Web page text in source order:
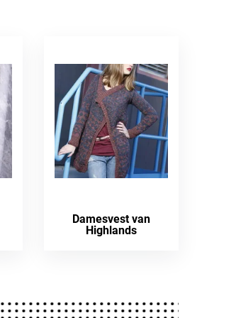
Damesvest van
Highlands